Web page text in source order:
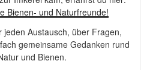
Bienen- und Naturfreunde!
jeden Austausch, über Fragen,
gemeinsame Gedanken rund
und Bienen.